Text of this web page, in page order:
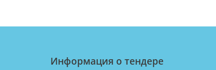
Информация о тендерe